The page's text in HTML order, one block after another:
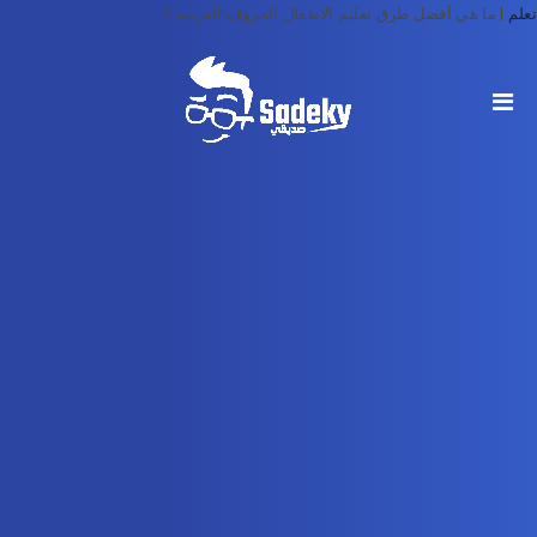
تعلم | ما هي أفضل طرق تعليم الاطفال الحروف العربية ؟